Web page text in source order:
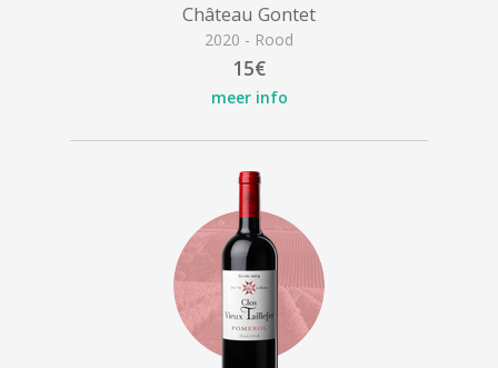
Château Gontet
2020 - Rood
15€
meer info